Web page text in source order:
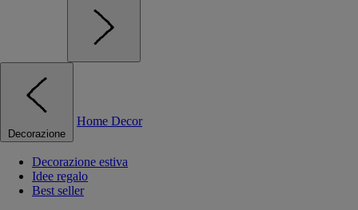
Decorazione
Home Decor
Decorazione estiva
Idee regalo
Best seller